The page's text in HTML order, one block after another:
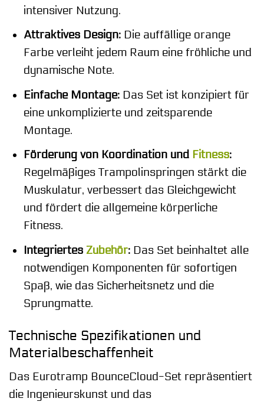
intensiver Nutzung.
Attraktives Design:Die auffällige orange
Farbe verleiht jedem Raum eine fröhliche und
dynamische Note.
Einfache Montage:Das Set ist konzipiert für
eine unkomplizierte und zeitsparende
Montage.
Förderung von Koordination und Fitness:
Regelmäßiges Trampolinspringen stärkt die
Muskulatur, verbessert das Gleichgewicht
und fördert die allgemeine körperliche
Fitness.
Integriertes Zubehör:Das Set beinhaltet alle
notwendigen Komponenten für sofortigen
Spaß, wie das Sicherheitsnetz und die
Sprungmatte.
Technische Spezifikationen und
Materialbeschaffenheit
Das Eurotramp BounceCloud-Set repräsentiert
die Ingenieurskunst und das